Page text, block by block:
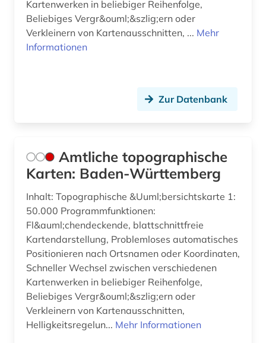
finanzkrise (1)
flucht (1)
flugbild (1)
flurnamen (1)
fontane, theodor | schriftsteller; übersetzer;
schriftsteller; kabarettist; journalist; kritiker;
theaterkritiker; kriegsberichterstatter; apotheker;
librettist; historiker; romancier (1)
forschung (3)
forschungsdaten (3)
forschungsreise (1)
Kartenwerken in beliebiger Reihenfolge,
Beliebiges Vergr&ouml;&szlig;ern oder
Verkleinern von Kartenausschnitten, ... Mehr
Informationen
Zur Datenbank
Amtliche topographische
Karten: Baden-Württemberg
Inhalt: Topographische &Uuml;bersichtskarte 1:
50.000 Programmfunktionen:
Fl&auml;chendeckende, blattschnittfreie
Kartendarstellung, Problemloses automatisches
Positionieren nach Ortsnamen oder Koordinaten,
Schneller Wechsel zwischen verschiedenen
Kartenwerken in beliebiger Reihenfolge,
Beliebiges Vergr&ouml;&szlig;ern oder
Verkleinern von Kartenausschnitten,
Helligkeitsregelun... Mehr Informationen